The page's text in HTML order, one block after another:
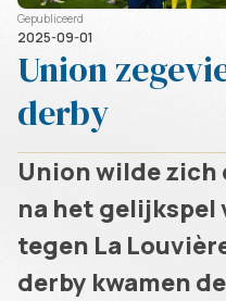
Gepubliceerd
2025-09-01
Union
derby
Union wilde zich
na het gelijkspel
tegen La
derby kwamen